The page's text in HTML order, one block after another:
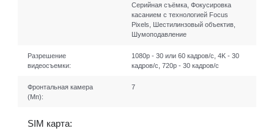
Серийная съëмка, Фокусировка
касанием с технологией Focus
Pixels, Шестилинзовый объектив,
Шумоподавление
Разрешение
видеосъемки:
1080p - 30 или 60 кадров/ с, 4K - 30
кадров/ с, 720p - 30 кадров/ с
Фронтальная камера
(Мп):
7
SIM карта: